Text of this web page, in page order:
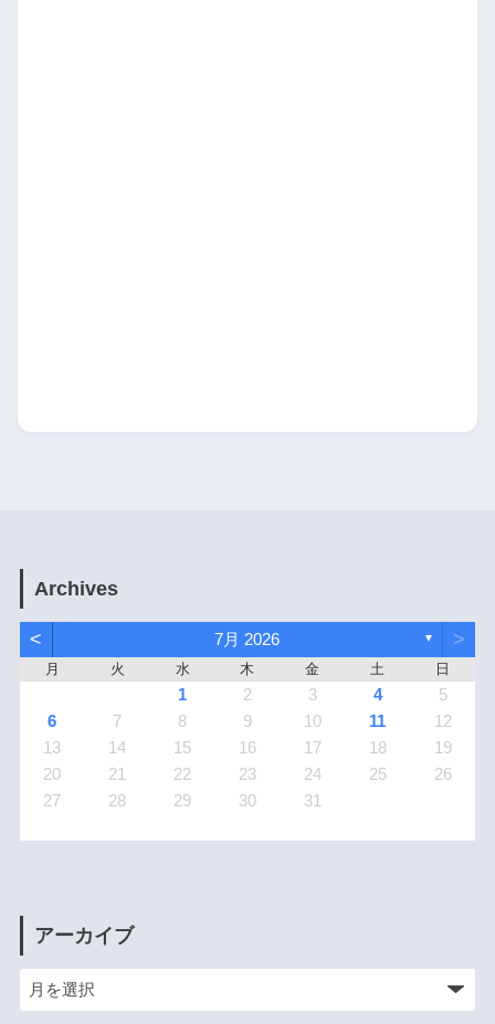
Archives
< 7月 2026 ▼ >
月 火 水 木 金 土 日
1 2 3 4
5
6
7 8 9 10 11
12
13
14 15 16 17 18
19
20
21 22 23 24 25
26
27
28 29 30 31
アーカイブ